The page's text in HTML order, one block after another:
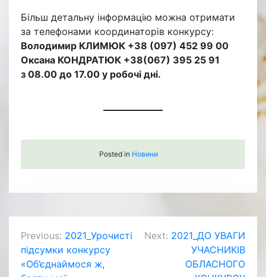
Більш детальну інформацію можна отримати
за телефонами координаторів конкурсу:
Володимир КЛИМЮК +38 (097) 452 99 00
Оксана КОНДРАТЮК +38(067) 395 25 91
з 08.00 до 17.00 у робочі дні.
Posted in Новини
Навігація
записів
Previous: 2021_Урочисті
підсумки конкурсу
«Об’єднаймося ж,
Next: 2021_ДО УВАГИ
УЧАСНИКІВ
ОБЛАСНОГО